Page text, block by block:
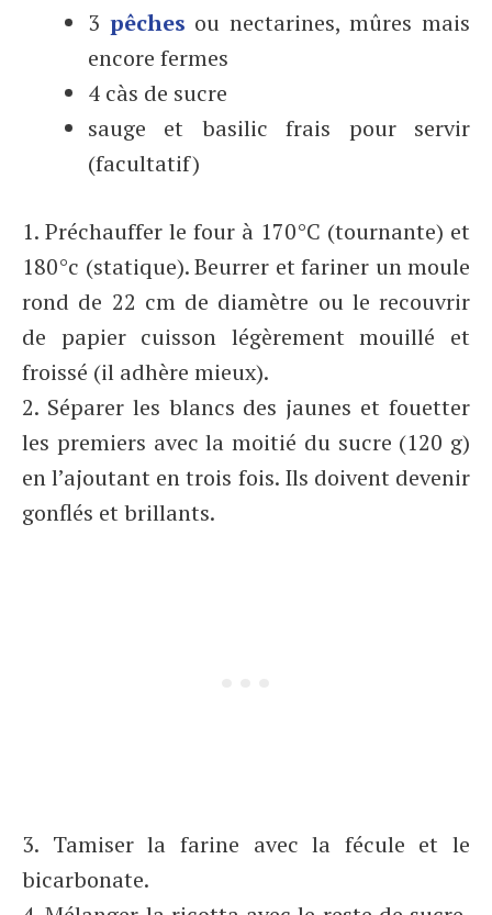
3 pêches ou nectarines, mûres mais
encore fermes
4 càs de sucre
sauge et basilic frais pour servir
(facultatif)
1. Préchauffer le four à 170°C (tournante) et
180°c (statique). Beurrer et fariner un moule
rond de 22 cm de diamètre ou le recouvrir
de papier cuisson légèrement mouillé et
froissé (il adhère mieux).
2. Séparer les blancs des jaunes et fouetter
les premiers avec la moitié du sucre (120 g)
en l’ajoutant en trois fois. Ils doivent devenir
gonflés et brillants.
3. Tamiser la farine avec la fécule et le
bicarbonate.